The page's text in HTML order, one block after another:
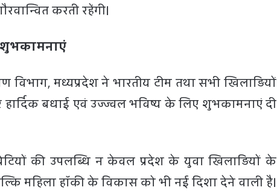
करती रहेंगी।
मध्यप्रदेश ने भारतीय टीम तथा सभी खिलाड़ियों
बधाई एवं उज्ज्वल भविष्य के लिए शुभकामनाएं दी
की उपलब्धि न केवल प्रदेश के युवा खिलाड़ियों के
महिला हॉकी के विकास को भी नई दिशा देने वाली है।